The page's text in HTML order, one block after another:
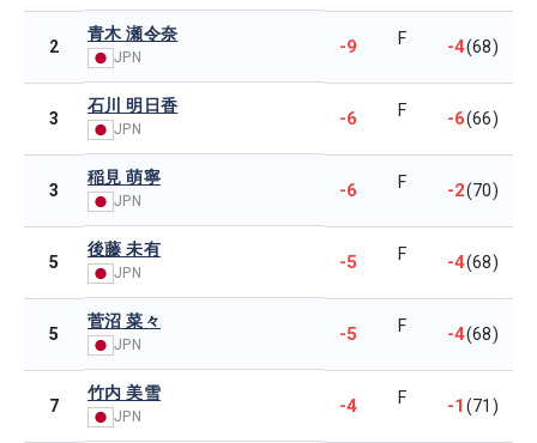
2
青木 瀬令奈
JPN -9 F -4(68)
3
石川 明日香
JPN -6 F -6(66)
3
稲見 萌寧
JPN -6 F -2(70)
5
後藤 未有
JPN -5 F -4(68)
5
菅沼 菜々
JPN -5 F -4(68)
7
竹内 美雪
JPN -4 F -1(71)